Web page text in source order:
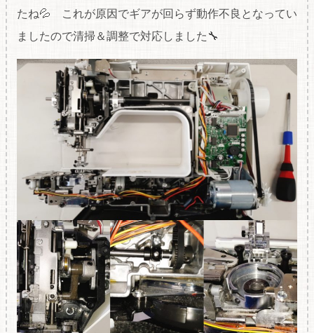
たね💦 これが原因でギアが回らず動作不良となってい
ましたので清掃＆調整で対応しました🔧